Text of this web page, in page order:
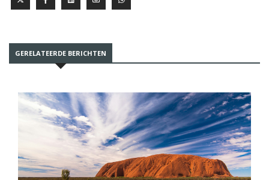
GERELATEERDE BERICHTEN